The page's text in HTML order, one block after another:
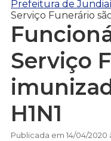
Prefeitura de
Serviço Funerário
Serviço
H1N1
Publicada em 14/04/2020